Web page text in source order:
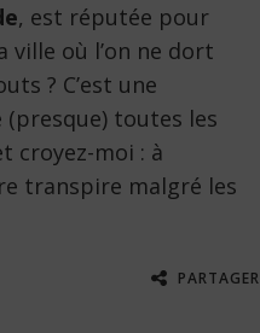
, est réputée pour
ville où l’on ne dort
? C’est une
toutes les
croyez-moi : à
transpire malgré les
PARTAGER